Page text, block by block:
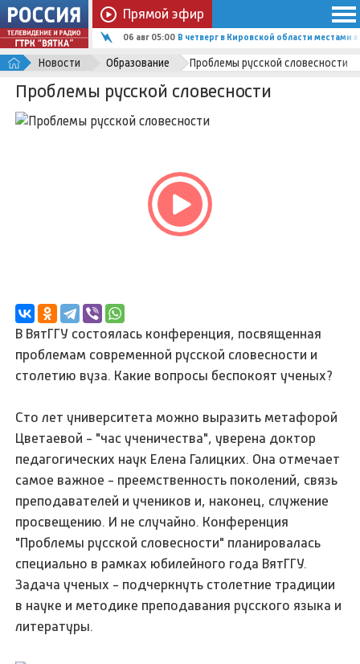
Прямой эфир
06 авг 05:00 В четверг в Кировской области
Новости Образование Проблемы русской словесности
Проблемы русской словесности
В ВятГГУ состоялась конференция, посвященная
проблемам современной русской словесности и
столетию вуза. Какие вопросы беспокоят ученых?
Сто лет университета можно выразить метафорой
Цветаевой - "час ученичества", уверена доктор
педагогических наук Елена Галицких. Она отмечает
самое важное - преемственность поколений, связь
преподавателей и учеников и, наконец, служение
просвещению. И не случайно. Конференция
"Проблемы русской словесности" планировалась
специально в рамках юбилейного года ВятГГУ.
Задача ученых - подчеркнуть столетние традиции
в науке и методике преподавания русского языка и
литературы.